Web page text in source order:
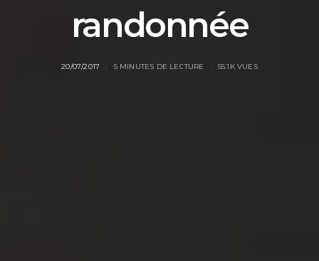
randonnée
20/07/2017 5 MINUTES DE LECTURE 55.1K VUES